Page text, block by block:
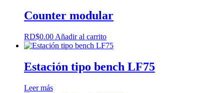
Counter modular
RD$0.00 Añadir al carrito
Estación tipo bench LF75
Leer más